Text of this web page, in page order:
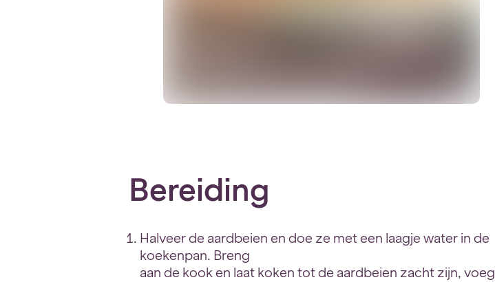
Bereiding
Halveer de aardbeien en doe ze met een laagje water in de
koekenpan. Breng
aan de kook en laat koken tot de aardbeien zacht zijn, voeg